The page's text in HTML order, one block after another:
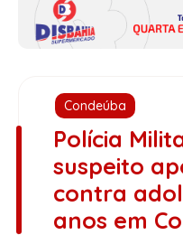
Condeúba
Polícia
suspeito
contra
anos em